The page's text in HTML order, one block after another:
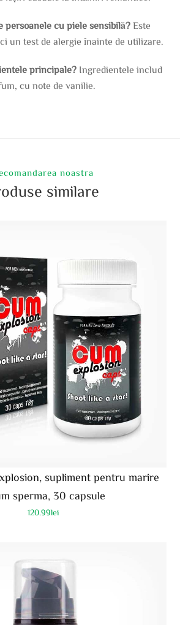
persoanele cu piele sensibilă? Este
un test de alergie înainte de utilizare.
principale? Ingredientele includ
cu note de vanilie.
noastra
similare
supliment pentru marire
sperma, 30 capsule
120.99lei